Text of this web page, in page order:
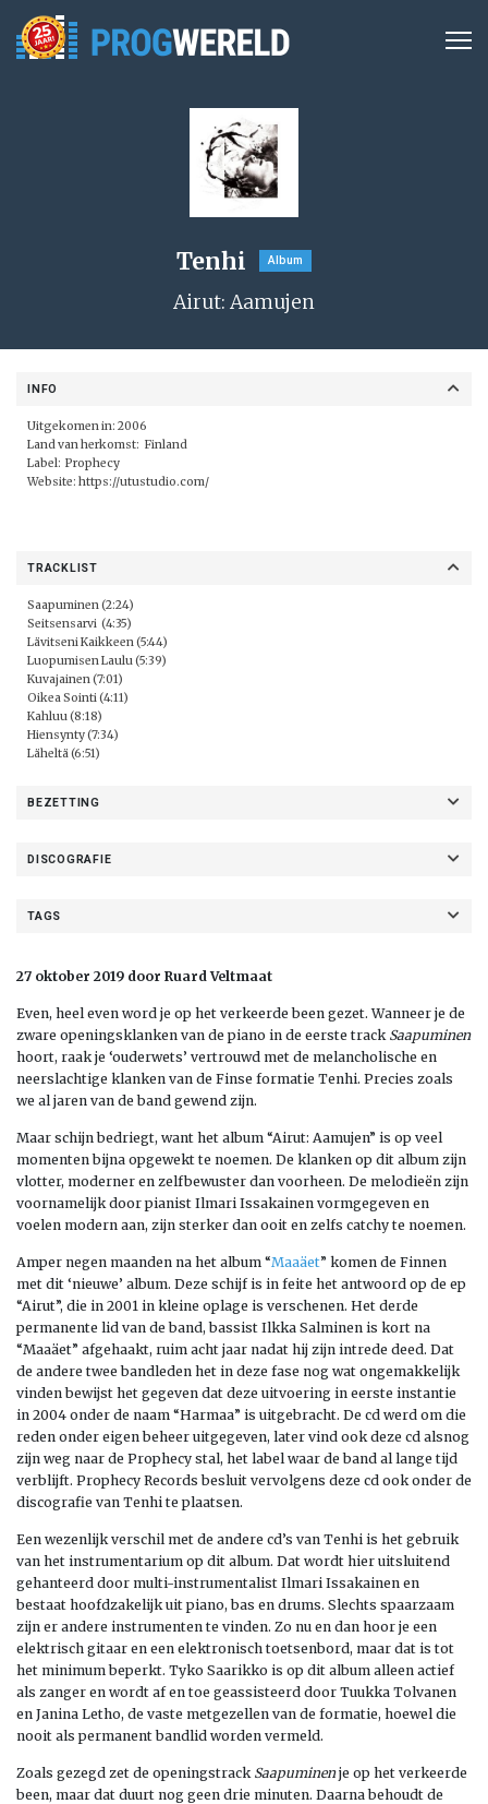
Tenhi Album
Airut: Aamujen
INFO
Uitgekomen in: 2006
Land van herkomst: Finland
Label: Prophecy
Website: https://utustudio.com/
TRACKLIST
Saapuminen (2:24)
Seitsensarvi (4:35)
Lävitseni Kaikkeen (5:44)
Luopumisen Laulu (5:39)
Kuvajainen (7:01)
Oikea Sointi (4:11)
Kahluu (8:18)
Hiensynty (7:34)
Läheltä (6:51)
BEZETTING
DISCOGRAFIE
TAGS
27 oktober 2019 door Ruard Veltmaat
Even, heel even word je op het verkeerde been gezet. Wanneer je de
zware openingsklanken van de piano in de eerste track Saapuminen
hoort, raak je ‘ouderwets’ vertrouwd met de melancholische en
neerslachtige klanken van de Finse formatie Tenhi. Precies zoals
we al jaren van de band gewend zijn.
Maar schijn bedriegt, want het album “Airut: Aamujen” is op veel
momenten bijna opgewekt te noemen. De klanken op dit album zijn
vlotter, moderner en zelfbewuster dan voorheen. De melodieën zijn
voornamelijk door pianist Ilmari Issakainen vormgegeven en
voelen modern aan, zijn sterker dan ooit en zelfs catchy te noemen.
Amper negen maanden na het album “Maaäet” komen de Finnen
met dit ‘nieuwe’ album. Deze schijf is in feite het antwoord op de ep
“Airut”, die in 2001 in kleine oplage is verschenen. Het derde
permanente lid van de band, bassist Ilkka Salminen is kort na
“Maaäet” afgehaakt, ruim acht jaar nadat hij zijn intrede deed. Dat
de andere twee bandleden het in deze fase nog wat ongemakkelijk
vinden bewijst het gegeven dat deze uitvoering in eerste instantie
in 2004 onder de naam “Harmaa” is uitgebracht. De cd werd om die
reden onder eigen beheer uitgegeven, later vind ook deze cd alsnog
zijn weg naar de Prophecy stal, het label waar de band al lange tijd
verblijft. Prophecy Records besluit vervolgens deze cd ook onder de
discografie van Tenhi te plaatsen.
Een wezenlijk verschil met de andere cd’s van Tenhi is het gebruik
van het instrumentarium op dit album. Dat wordt hier uitsluitend
gehanteerd door multi-instrumentalist Ilmari Issakainen en
bestaat hoofdzakelijk uit piano, bas en drums. Slechts spaarzaam
zijn er andere instrumenten te vinden. Zo nu en dan hoor je een
elektrisch gitaar en een elektronisch toetsenbord, maar dat is tot
het minimum beperkt. Tyko Saarikko is op dit album alleen actief
als zanger en wordt af en toe geassisteerd door Tuukka Tolvanen
en Janina Letho, de vaste metgezellen van de formatie, hoewel die
nooit als permanent bandlid worden vermeld.
Zoals gezegd zet de openingstrack Saapuminenje op het verkeerde
been, maar dat duurt nog geen drie minuten. Daarna behoudt de